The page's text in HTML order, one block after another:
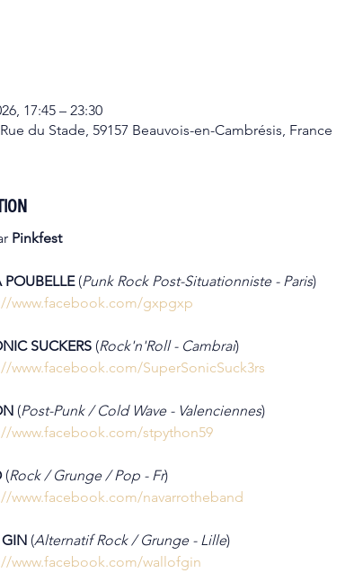
17:45 – 23:30
du Stade, 59157 Beauvois-en-Cambrésis, France
Pinkfest
POUBELLE (Punk Rock Post-Situationniste - Paris)
www.facebook.com/gxpgxp
SUCKERS (Rock'n'Roll - Cambrai)
www.facebook.com/SuperSonicSuck3rs
(Post-Punk / Cold Wave - Valenciennes)
www.facebook.com/stpython59
(Rock / Grunge / Pop - Fr)
www.facebook.com/navarrotheband
(Alternatif Rock / Grunge - Lille)
www.facebook.com/wallofgin